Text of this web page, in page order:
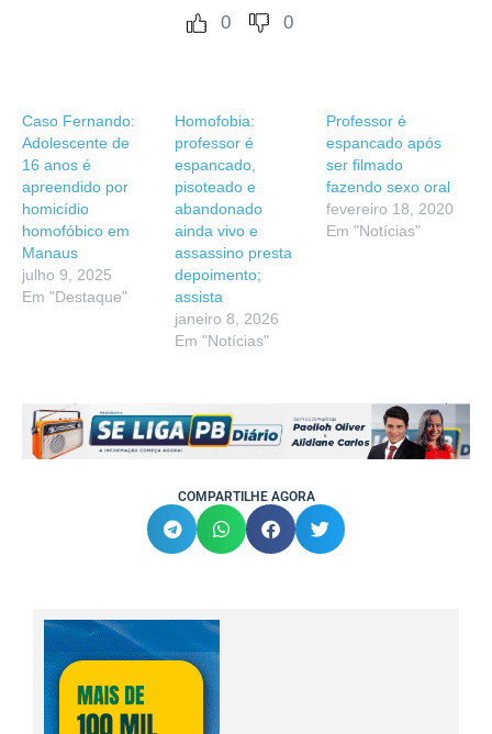
0 0
Caso Fernando:
Adolescente de
16 anos é
apreendido por
homicídio
homofóbico em
Manaus
julho 9, 2025
Em "Destaque"
Homofobia:
professor é
espancado,
pisoteado e
abandonado
ainda vivo e
assassino presta
depoimento;
assista
janeiro 8, 2026
Em "Notícias"
Professor é
espancado após
ser filmado
fazendo sexo oral
fevereiro 18, 2020
Em "Notícias"
COMPARTILHE AGORA